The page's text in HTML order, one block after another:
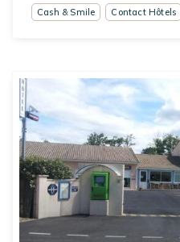
Cash & Smile Contact Hôtels